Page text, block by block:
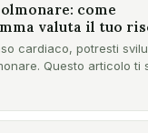
come
valuta il tuo
cardiaco, potresti
Questo articolo ti